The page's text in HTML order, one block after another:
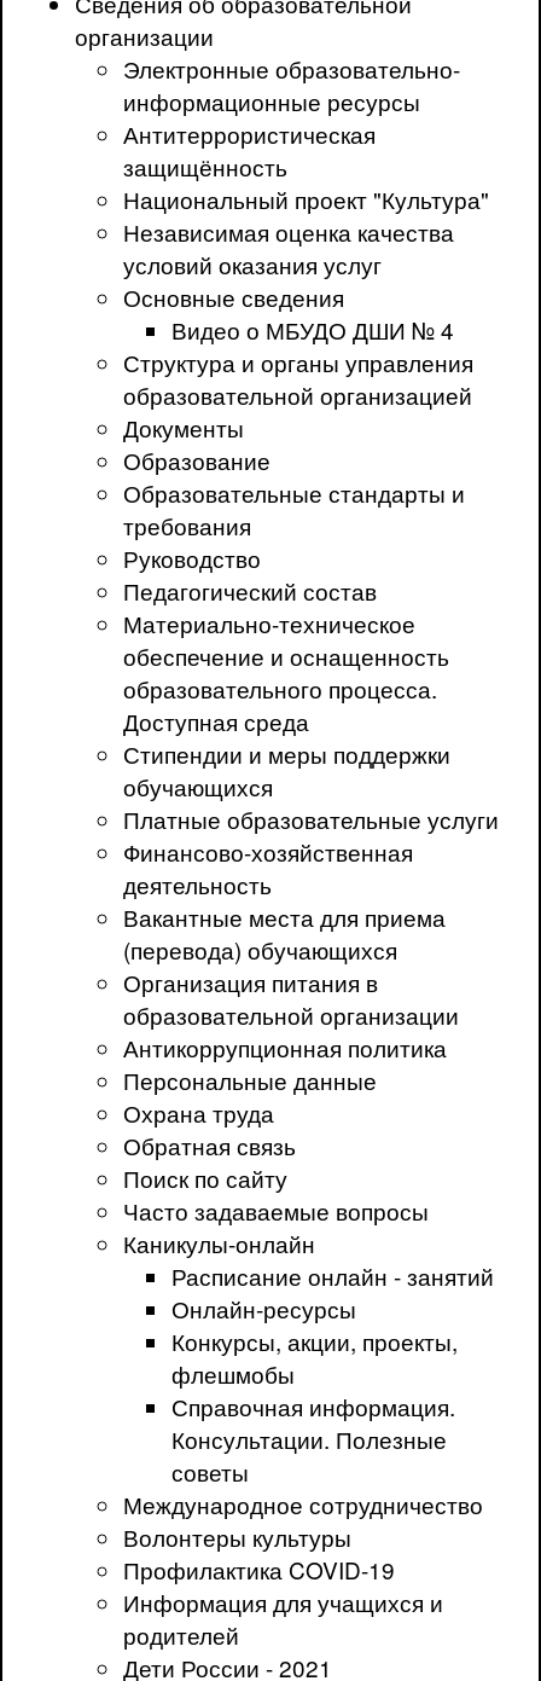
организации
Электронные образовательно-
информационные ресурсы
Антитеррористическая
защищённость
Национальный проект "Культура"
Независимая оценка качества
условий оказания услуг
Основные сведения
Видео о МБУДО ДШИ № 4
Структура и органы управления
образовательной организацией
Документы
Образование
Образовательные стандарты и
требования
Руководство
Педагогический состав
Материально-техническое
обеспечение и оснащенность
образовательного процесса.
Доступная среда
Стипендии и меры поддержки
обучающихся
Платные образовательные услуги
Финансово-хозяйственная
деятельность
Вакантные места для приема
(перевода) обучающихся
Организация питания в
образовательной организации
Антикоррупционная политика
Персональные данные
Охрана труда
Обратная связь
Поиск по сайту
Часто задаваемые вопросы
Каникулы-онлайн
Расписание онлайн - занятий
Онлайн-ресурсы
Конкурсы, акции, проекты,
флешмобы
Справочная информация.
Консультации. Полезные
советы
Международное сотрудничество
Волонтеры культуры
Профилактика COVID-19
Информация для учащихся и
родителей
Дети России - 2021